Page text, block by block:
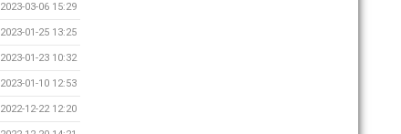
2023-03-06 15:29
2023-01-25 13:25
2023-01-23 10:32
2023-01-10 12:53
2022-12-22 12:20